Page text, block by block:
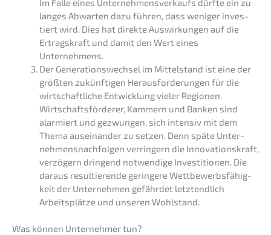
Im Falle eines Unter­neh­mens­ver­kaufs dürfte ein zu
langes Abwar­ten dazu führen, dass weniger inves­
tiert wird. Dies hat direk­te Auswir­kun­gen auf die
Ertrags­kraft und damit den Wert eines
Unternehmens.
Der Generations­wechsel im Mittel­stand ist eine der
größten zukünf­ti­gen Heraus­for­de­run­gen für die
wirtschaft­li­che Entwick­lung vieler Regio­nen.
Wirtschafts­för­de­rer, Kammern und Banken sind
alarmiert und gezwun­gen, sich inten­siv mit dem
Thema ausein­an­der zu setzen. Denn späte Unter­
neh­mens­nach­fol­gen verrin­gern die Innova­ti­ons­kraft,
verzö­gern dringend notwen­di­ge Inves­ti­tio­nen. Die
daraus resul­tie­ren­de gerin­ge­re Wettbe­werbs­fä­hig­
keit der Unter­neh­men gefähr­det letzt­end­lich
Arbeits­plät­ze und unseren Wohlstand.
Was können Unter­neh­mer tun?